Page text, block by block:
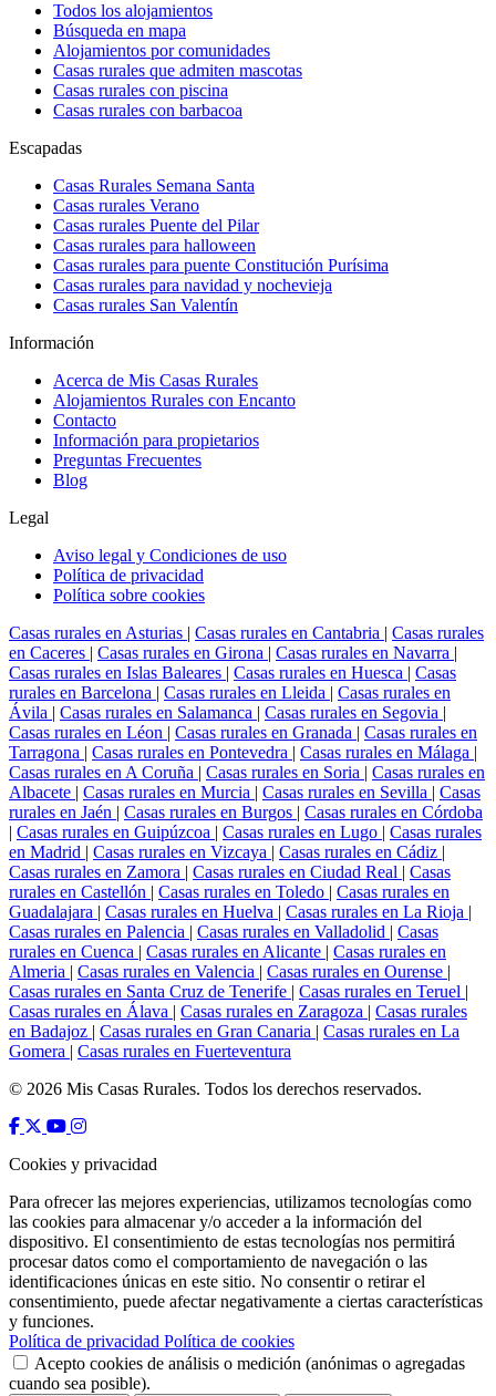
Todos los alojamientos
Búsqueda en mapa
Alojamientos por comunidades
Casas rurales que admiten mascotas
Casas rurales con piscina
Casas rurales con barbacoa
Escapadas
Casas Rurales Semana Santa
Casas rurales Verano
Casas rurales Puente del Pilar
Casas rurales para halloween
Casas rurales para puente Constitución Purísima
Casas rurales para navidad y nochevieja
Casas rurales San Valentín
Información
Acerca de Mis Casas Rurales
Alojamientos Rurales con Encanto
Contacto
Información para propietarios
Preguntas Frecuentes
Blog
Legal
Aviso legal y Condiciones de uso
Política de privacidad
Política sobre cookies
Casas rurales en Asturias | Casas rurales en Cantabria | Casas rurales
en Caceres | Casas rurales en Girona | Casas rurales en Navarra |
Casas rurales en Islas Baleares | Casas rurales en Huesca | Casas
rurales en Barcelona | Casas rurales en Lleida | Casas rurales en
Ávila | Casas rurales en Salamanca | Casas rurales en Segovia |
Casas rurales en Léon | Casas rurales en Granada | Casas rurales en
Tarragona | Casas rurales en Pontevedra | Casas rurales en Málaga |
Casas rurales en A Coruña | Casas rurales en Soria | Casas rurales en
Albacete | Casas rurales en Murcia | Casas rurales en Sevilla | Casas
rurales en Jaén | Casas rurales en Burgos | Casas rurales en Córdoba
| Casas rurales en Guipúzcoa | Casas rurales en Lugo | Casas rurales
en Madrid | Casas rurales en Vizcaya | Casas rurales en Cádiz |
Casas rurales en Zamora | Casas rurales en Ciudad Real | Casas
rurales en Castellón | Casas rurales en Toledo | Casas rurales en
Guadalajara | Casas rurales en Huelva | Casas rurales en La Rioja |
Casas rurales en Palencia | Casas rurales en Valladolid | Casas
rurales en Cuenca | Casas rurales en Alicante | Casas rurales en
Almeria | Casas rurales en Valencia | Casas rurales en Ourense |
Casas rurales en Santa Cruz de Tenerife | Casas rurales en Teruel |
Casas rurales en Álava | Casas rurales en Zaragoza | Casas rurales
en Badajoz | Casas rurales en Gran Canaria | Casas rurales en La
Gomera | Casas rurales en Fuerteventura
© 2026 Mis Casas Rurales. Todos los derechos reservados.
Cookies y privacidad
Para ofrecer las mejores experiencias, utilizamos tecnologías como
las cookies para almacenar y/o acceder a la información del
dispositivo. El consentimiento de estas tecnologías nos permitirá
procesar datos como el comportamiento de navegación o las
identificaciones únicas en este sitio. No consentir o retirar el
consentimiento, puede afectar negativamente a ciertas características
y funciones.
Política de privacidad Política de cookies
Acepto cookies de análisis o medición (anónimas o agregadas
cuando sea posible).